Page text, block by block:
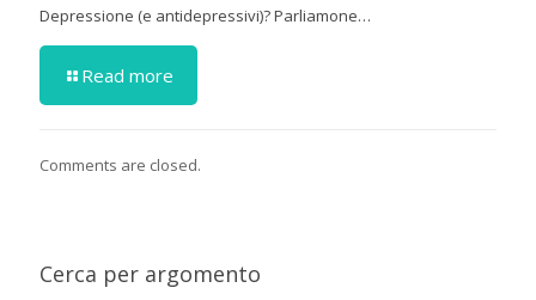
Depressione (e antidepressivi)? Parliamone…
Read more
Comments are closed.
Cerca per argomento